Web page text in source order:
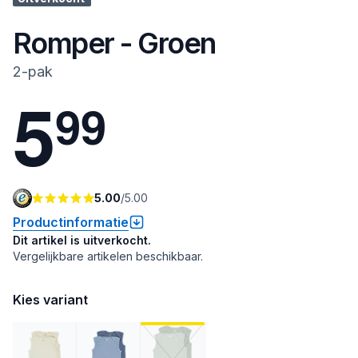
Romper - Groen
2-pak
599
5.00/5.00
Productinformatie
Dit artikel is uitverkocht.
Vergelijkbare artikelen beschikbaar.
Kies variant